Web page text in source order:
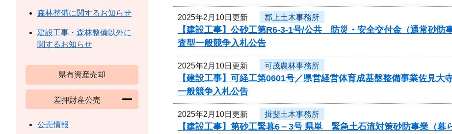
2025年2月10日更新 郡上土木事務所
【建設工事】公砂工第R6-3-1号/公共 防災・安全交付金（通常砂防
査型一般競争入札公告
2025年2月10日更新 可茂農林事務所
【建設工事】可経工第0601号／県営経営体育成基盤整備事業佐見
一般競争入札公告
2025年2月10日更新 揖斐土木事務所
【建設工事】第砂工緊暮6－3号 県単 緊急土石流対策砂防事業（暮
森林整備に関するお知らせ
建設工事・森林整備以外に
関するお知らせ
県有資産売却
差押財産公売
公売情報